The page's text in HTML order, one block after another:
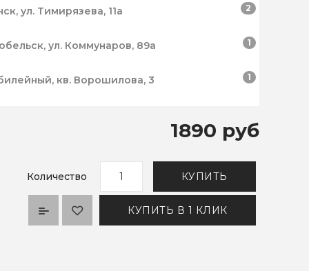
ул. Тимирязева, 11а 2
ул. Коммунаров, 89а 1
кв. Ворошилова, 3 1
1890 руб
Количество КУПИТЬ
КУПИТЬ В 1 КЛИК